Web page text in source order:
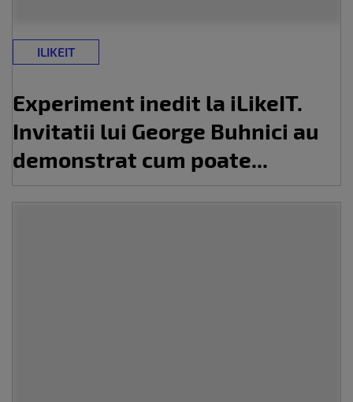
ILIKEIT
Experiment inedit la iLikeIT.
Invitatii lui George Buhnici au
demonstrat cum poate...